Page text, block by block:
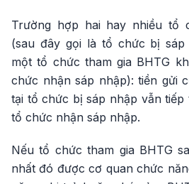
Trường hợp hai hay nhiều tổ
(sau đây gọi là tổ chức bị
một tổ chức tham gia BHTG
chức nhận sáp nhập): tiền gửi
tại tổ chức bị sáp nhập vẫn tiếp
tổ chức nhận sáp nhập.
Nếu tổ chức tham gia BHTG
nhất đó được cơ quan chức